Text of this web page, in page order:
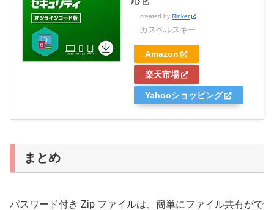
created by Rinker
カスペルスキー
Amazon
楽天市場
Yahooショッピング
まとめ
パスワード付き Zip ファイルは、簡単にファイル共有がで